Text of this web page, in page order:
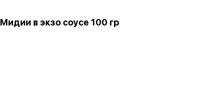
Мидии в экзо соусе 100 гр